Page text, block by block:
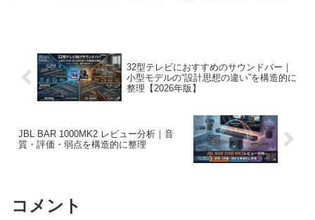
32型テレビにおすすめのサウンドバー｜
小型モデルの“設計思想の違い”を構造的に
整理【2026年版】
JBL BAR 1000MK2 レビュー分析｜音
質・評価・弱点を構造的に整理
コメント